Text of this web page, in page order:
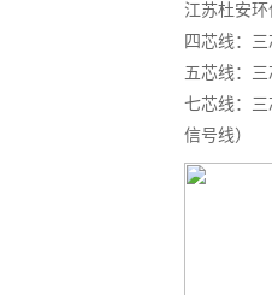
江苏杜安
四芯线：
五芯线：
七芯线：
信号线）